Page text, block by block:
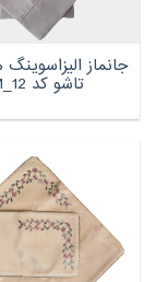
جانماز
تاشو کد MM_12